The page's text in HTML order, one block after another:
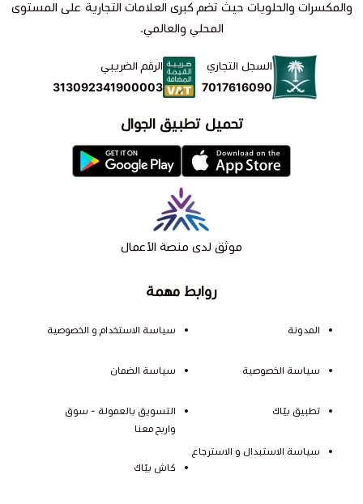
روابط مهمة
المدونة
سياسة الخصوصية
تطبيق بيّاك
سياسة الاستبدال و الاسترجاع
سياسة الاستخدام و الخصوصية
سياسة الضمان
التسويق بالعمولة - سوق
واربح معنا
كاش بيّاك
والمكسرات والحلويات حيث تضم كبرى العلامات التجارية على المستوى
المحلي والعالمي.
السجل التجاري
7017616090
الرقم الضريبي
313092341900003
تحميل تطبيق الجوال
موثق لدى منصة الأعمال